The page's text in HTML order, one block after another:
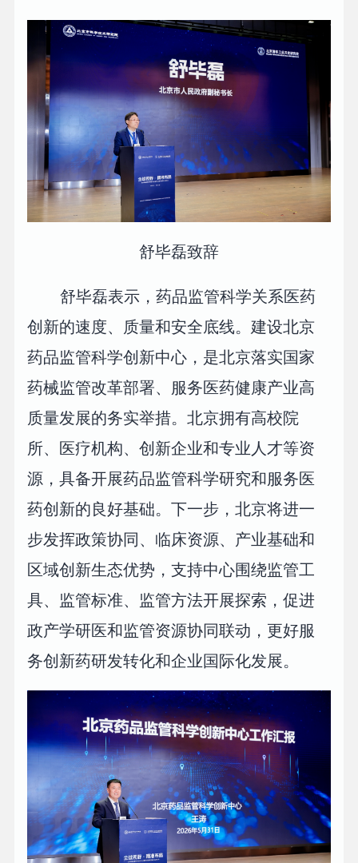
舒毕磊致辞
舒毕磊表示，药品监管科学关系医药
创新的速度、质量和安全底线。建设北京
药品监管科学创新中心，是北京落实国家
药械监管改革部署、服务医药健康产业高
质量发展的务实举措。北京拥有高校院
所、医疗机构、创新企业和专业人才等资
源，具备开展药品监管科学研究和服务医
药创新的良好基础。下一步，北京将进一
步发挥政策协同、临床资源、产业基础和
区域创新生态优势，支持中心围绕监管工
具、监管标准、监管方法开展探索，促进
政产学研医和监管资源协同联动，更好服
务创新药研发转化和企业国际化发展。